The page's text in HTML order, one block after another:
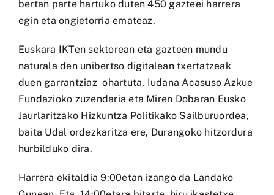
bertan parte hartuko duten 450 gazteei harrera
egin eta ongietorria emateaz.
Euskara IKTen sektorean eta gazteen mundu
naturala den unibertso digitalean txertatzeak
duen garrantziaz ohartuta, Iudana Acasuso Azkue
Fundazioko zuzendaria eta Miren Dobaran Eusko
Jaurlaritzako Hizkuntza Politikako Sailburuordea,
baita Udal ordezkaritza ere, Durangoko hitzordura
hurbilduko dira.
Harrera ekitaldia 9:00etan izango da Landako